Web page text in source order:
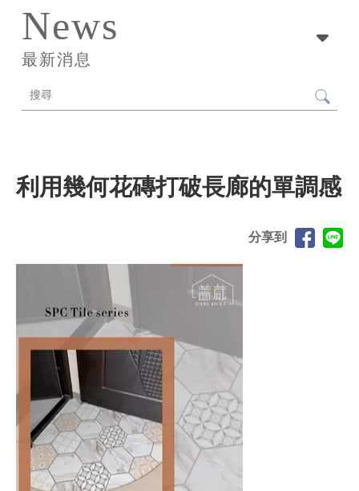
最新消息
News
利用幾何花磚打破長廊的單調感
分享到